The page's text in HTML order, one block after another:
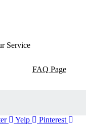
Service
FAQ Page
Yelp Pinterest